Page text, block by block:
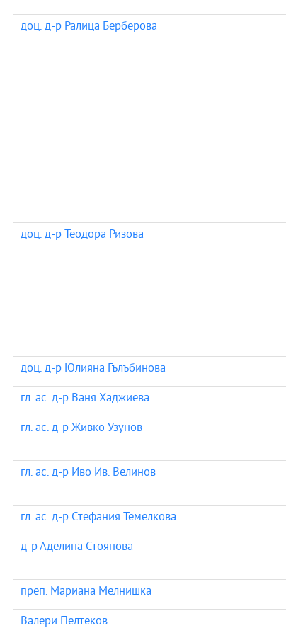
доц. д-р Ралица Берберова
доц. д-р Теодора Ризова
доц. д-р Юлияна Гълъбинова
гл. ас. д-р Ваня Хаджиева
гл. ас. д-р Живко Узунов
гл. ас. д-р Иво Ив. Велинов
гл. ас. д-р Стефания Темелкова
д-р Аделина Стоянова
преп. Мариана Мелнишка
Валери Пелтеков